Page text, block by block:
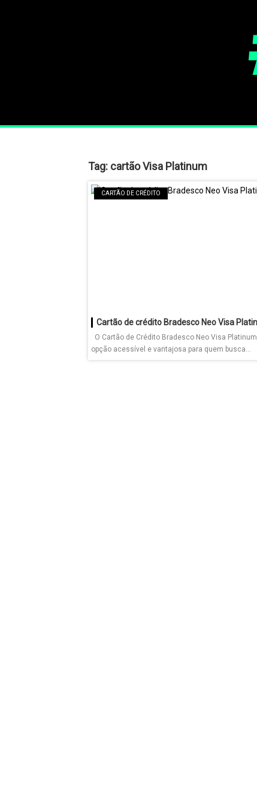
Tag: cartão Visa Platinum​
CARTÃO DE CRÉDITO
Cartão de crédito Bradesco Neo Visa
O Cartão de Crédito Bradesco Neo Visa
opção acessível e vantajosa para quem busca...